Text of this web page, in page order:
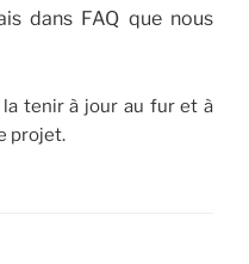
dans FAQ que nous
tenir à jour au fur et à
projet.